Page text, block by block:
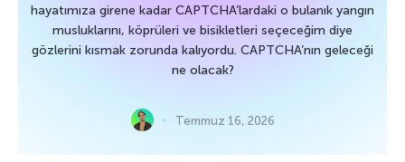
hayatımıza girene kadar CAPTCHA’lardaki o bulanık yangın
musluklarını, köprüleri ve bisikletleri seçeceğim diye
gözlerini kısmak zorunda kalıyordu. CAPTCHA’nın geleceği
ne olacak?
Temmuz 16, 2026